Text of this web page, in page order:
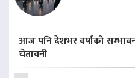
आज पनि देशभर वर्षाको
चेतावनी